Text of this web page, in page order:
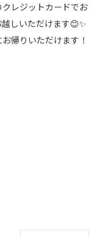
レジットカードでお
しいただけます😊✨
帰りいただけます！